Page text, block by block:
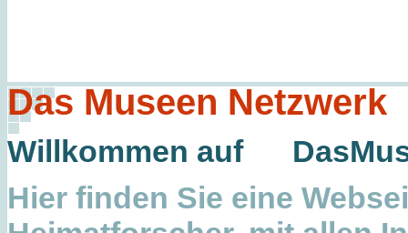
Das Museen Netzwerk
Willkommen auf
Hier finden Sie eine